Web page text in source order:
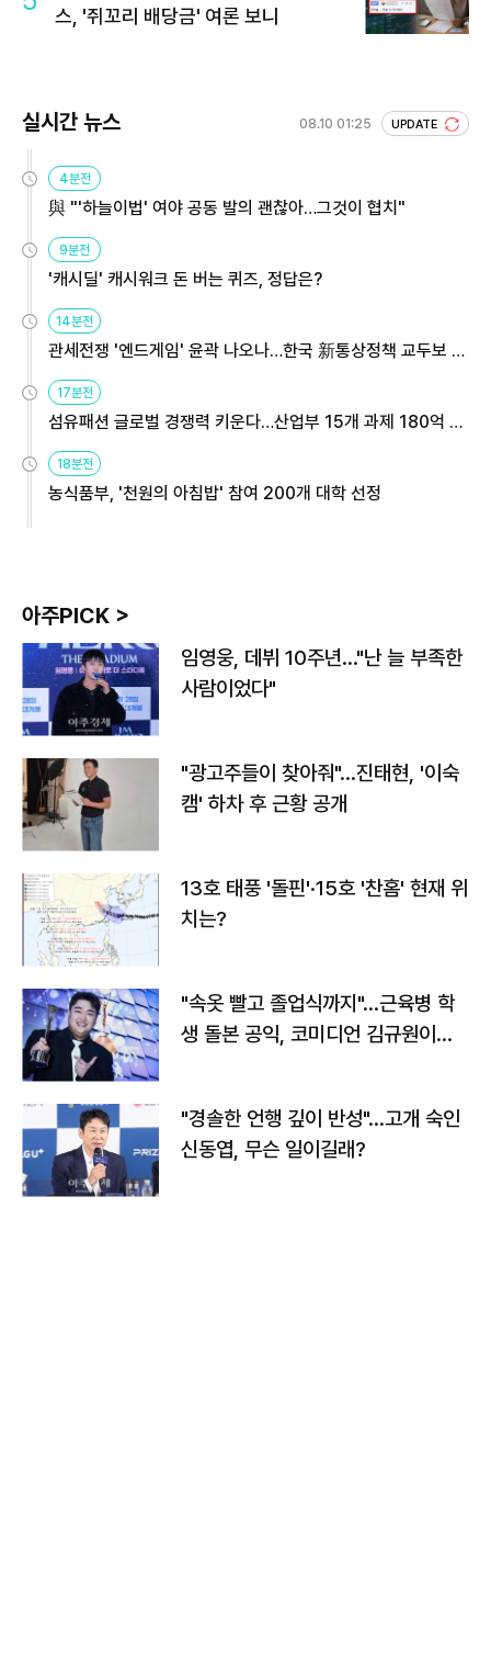
스, '쥐꼬리 배당금' 여론 보니
실시간 뉴스 08.10 01:25 UPDATE
4분전
與 "'하늘이법' 여야 공동 발의 괜찮아…그것이 협치"
9분전
'캐시딜' 캐시워크 돈 버는 퀴즈, 정답은?
14분전
관세전쟁 '엔드게임' 윤곽 나오나…한국 新통상정책 교두보 활
17분전
섬유패션 글로벌 경쟁력 키운다…산업부 15개 과제 180억 지
18분전
농식품부, '천원의 아침밥' 참여 200개 대학 선정
아주PICK >
임영웅, 데뷔 10주년…"난 늘 부족한
사람이었다"
"광고주들이 찾아줘"…진태현, '이숙
캠' 하차 후 근황 공개
13호 태풍 '돌핀'·15호 '찬홈' 현재 위
치는?
"속옷 빨고 졸업식까지"…근육병 학
생 돌본 공익, 코미디언 김규원이었
"경솔한 언행 깊이 반성"…고개 숙인
신동엽, 무슨 일이길래?